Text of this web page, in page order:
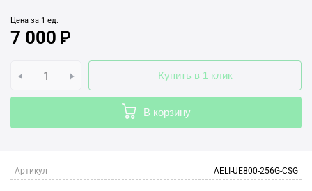
Цена за 1 ед.
7 000
Купить в 1 клик
В корзину
Артикул AELI-UE800-256G-CSG